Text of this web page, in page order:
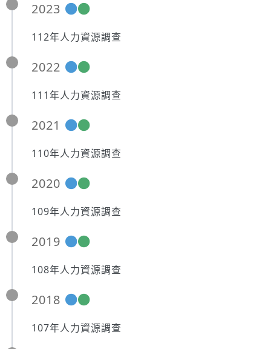
2023
112年人力資源調查
2022
111年人力資源調查
2021
110年人力資源調查
2020
109年人力資源調查
2019
108年人力資源調查
2018
107年人力資源調查